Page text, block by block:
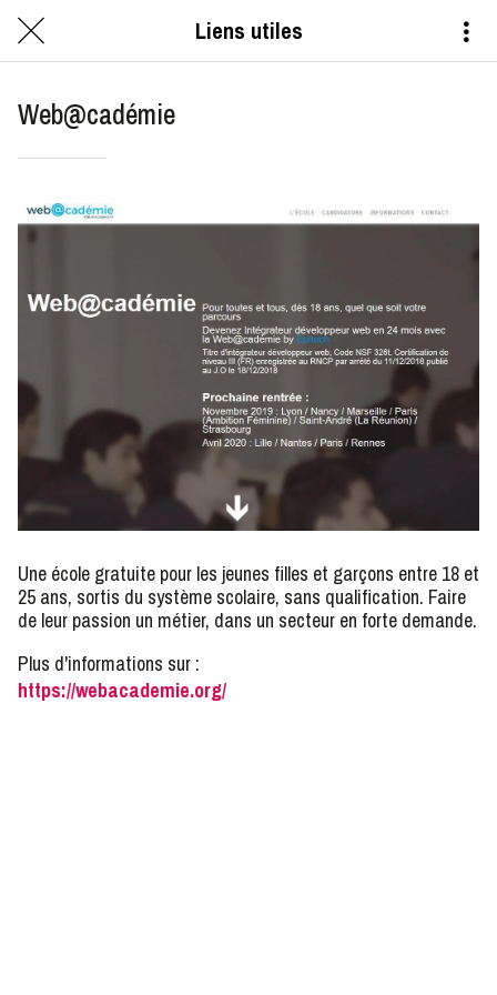
Liens utiles
Web@cadémie
Une école gratuite pour les jeunes filles et garçons entre 18 et
25 ans, sortis du système scolaire, sans qualification. Faire
de leur passion un métier, dans un secteur en forte demande.
Plus d'informations sur :
https://webacademie.org/